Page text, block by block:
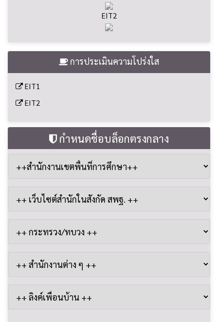
EIT2
การประเมินความโปร่งใส
EIT1
EIT2
กำหนดชื่อบล็อกตรงกลาง